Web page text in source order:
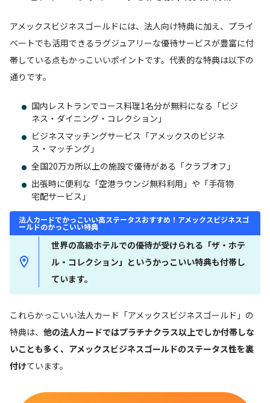
アメックスビジネスゴールドには、法人向け特典に加え、プライ
ベートでも活用できるラグジュアリーな優待サービスが豊富に付
帯している点もかっこいいポイントです。代表的な特典は以下の
通りです。
国内レストランでコース料理1名分が無料になる「ビジ
ネス・ダイニング・コレクション」
ビジネスマッチングサービス「アメックスのビジネ
ス・マッチング」
全国20万カ所以上の施設で優待がある「クラブオフ」
出張時に便利な「空港ラウンジ無料利用」や「手荷物
宅配サービス」
法人カードでかっこいい高ステータスおすすめ！アメックスビジネスゴ
ールドのかっこいい特典
世界の高級ホテルでの優待が受けられる「ザ・ホテ
ル・コレクション」というかっこいい特典も付帯し
ています。
これらかっこいい法人カード「アメックスビジネスゴールド」の
特典は、 他の法人カードではプラチナクラス以上でしか付帯しな
いことも多く、アメックスビジネスゴールドのステータス性を裏
付けています。